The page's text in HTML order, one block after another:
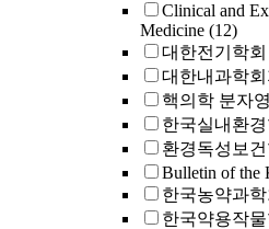
Clinical and
Medicine (12)
대한전기학
대한내과학회
핵의학 분자
한국실내환경
환경독성보건
Bulletin of the
한국농약과
한국약용작물